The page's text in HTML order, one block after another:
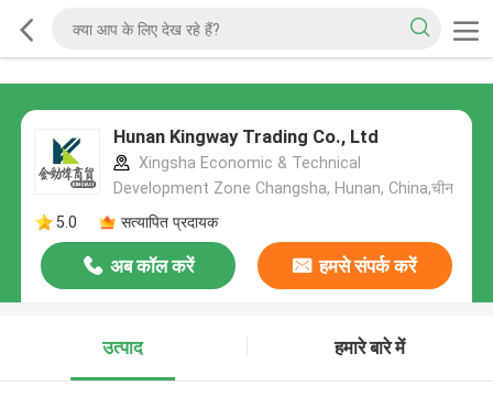
Hunan Kingway Trading Co., Ltd
Xingsha Economic & Technical
Development Zone Changsha, Hunan, China,चीन
5.0
सत्यापित प्रदायक
अब कॉल करें हमसे संपर्क करें
उत्पाद हमारे बारे में